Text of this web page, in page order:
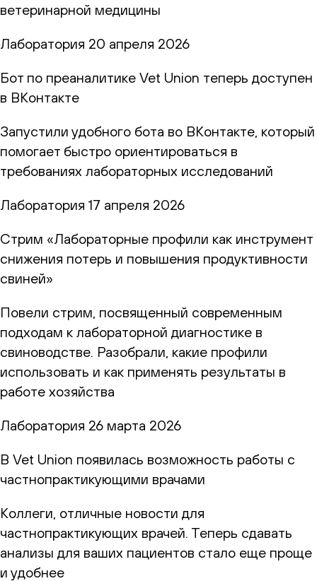
ветеринарной медицины
Лаборатория 20 апреля 2026
Бот по преаналитике Vet Union теперь доступен
в ВКонтакте
Запустили удобного бота во ВКонтакте, который
помогает быстро ориентироваться в
требованиях лабораторных исследований
Лаборатория 17 апреля 2026
Стрим «Лабораторные профили как инструмент
снижения потерь и повышения продуктивности
свиней»
Повели стрим, посвященный современным
подходам к лабораторной диагностике в
свиноводстве. Разобрали, какие профили
использовать и как применять результаты в
работе хозяйства
Лаборатория 26 марта 2026
В Vet Union появилась возможность работы с
частнопрактикующими врачами
Коллеги, отличные новости для
частнопрактикующих врачей. Теперь сдавать
анализы для ваших пациентов стало еще проще
и удобнее